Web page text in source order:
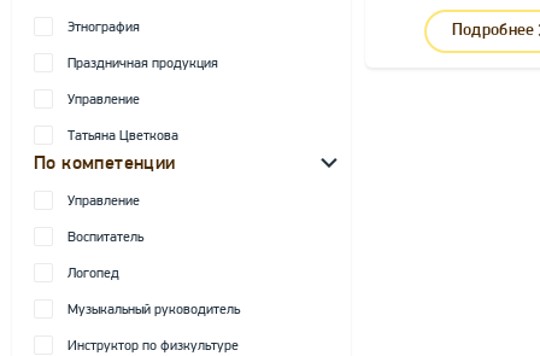
Этнография
Праздничная продукция
Управление
Татьяна Цветкова
По компетенции
Управление
Воспитатель
Логопед
Музыкальный руководитель
Инструктор по физкультуре
Подробнее